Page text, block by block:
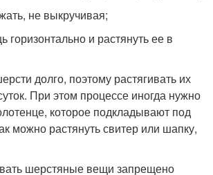
не выкручивая;
и растянуть ее в
долго, поэтому растягивать их
При этом процессе иногда нужно
которое подкладывают под
можно растянуть свитер или шапку,
шерстяные вещи запрещено